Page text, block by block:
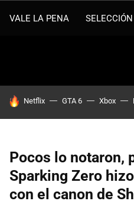
VALE LA PENA SELECCIÓN
HOY SE HABLA DE
Netflix GTA 6 Xbox
Pocos lo notaron,
Sparking Zero
con el canon de